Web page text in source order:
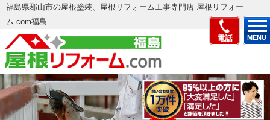
福島県郡山市の屋根塗装、屋根リフォーム工事専門店 屋根リフォー
ム.com福島
電話
MENU